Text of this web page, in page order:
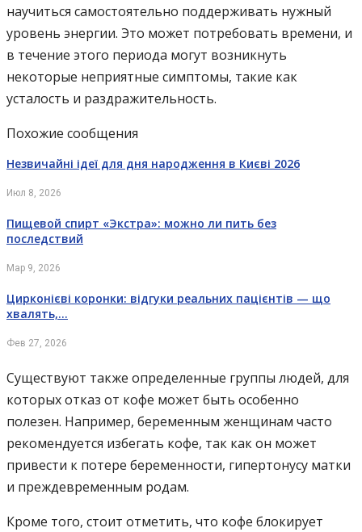
научиться самостоятельно поддерживать нужный
уровень энергии. Это может потребовать времени, и
в течение этого периода могут возникнуть
некоторые неприятные симптомы, такие как
усталость и раздражительность.
Похожие сообщения
Незвичайні ідеї для дня народження в Києві 2026
Июл 8, 2026
Пищевой спирт «Экстра»: можно ли пить без
последствий
Мар 9, 2026
Цирконієві коронки: відгуки реальних пацієнтів — що
хвалять,…
Фев 27, 2026
Существуют также определенные группы людей, для
которых отказ от кофе может быть особенно
полезен. Например, беременным женщинам часто
рекомендуется избегать кофе, так как он может
привести к потере беременности, гипертонусу матки
и преждевременным родам.
Кроме того, стоит отметить, что кофе блокирует